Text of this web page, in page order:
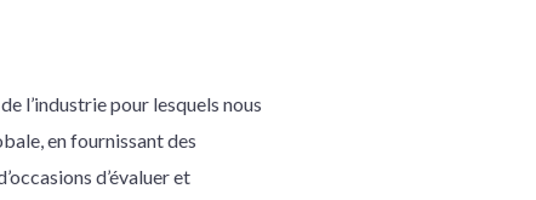
l’industrie pour lesquels nous
en fournissant des
d’évaluer et